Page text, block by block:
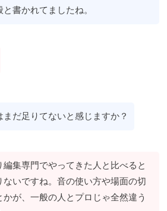
と書かれてましたね。
まだ足りてないと感じますか？
編集専門でやってきた人と比べると
ないですね。音の使い方や場面の切
かが、一般の人とプロじゃ全然違う